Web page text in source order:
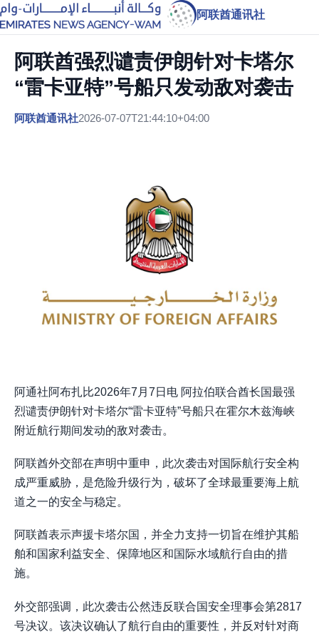
阿联酋通讯社
阿联酋强烈谴责伊朗针对卡塔尔
“雷卡亚特”号船只发动敌对袭击
阿联酋通讯社2026-07-07T21:44:10+04:00
阿通社阿布扎比2026年7月7日电 阿拉伯联合酋长国最强
烈谴责伊朗针对卡塔尔“雷卡亚特”号船只在霍尔木兹海峡
附近航行期间发动的敌对袭击。
阿联酋外交部在声明中重申，此次袭击对国际航行安全构
成严重威胁，是危险升级行为，破坏了全球最重要海上航
道之一的安全与稳定。
阿联酋表示声援卡塔尔国，并全力支持一切旨在维护其船
舶和国家利益安全、保障地区和国际水域航行自由的措
施。
外交部强调，此次袭击公然违反联合国安全理事会第2817
号决议。该决议确认了航行自由的重要性，并反对针对商